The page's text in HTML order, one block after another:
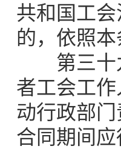
共和国工
的，依照
第三十九
者工会工
动行政部
合同期间